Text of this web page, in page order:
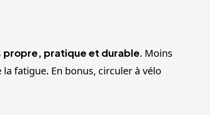
propre, pratique et durable. Moins
fatigue. En bonus, circuler à vélo